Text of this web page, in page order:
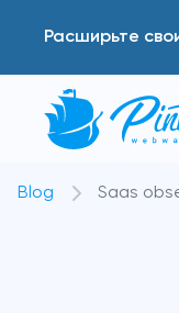
Расширьте
Blog Saas